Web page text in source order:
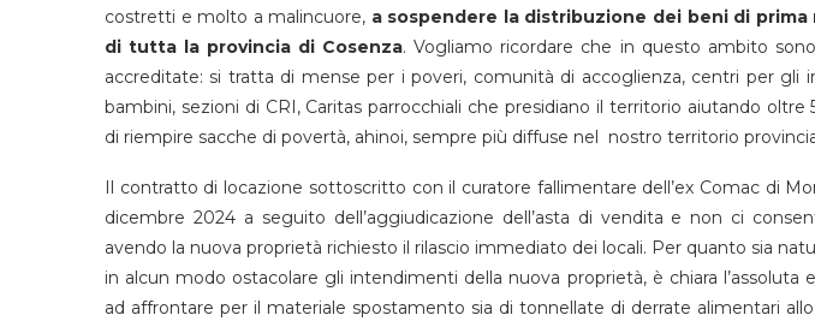
costretti e molto a malincuore, a sospendere la distribuzione dei beni di
di tutta la provincia di Cosenza. Vogliamo ricordare che in questo ambito
accreditate: si tratta di mense per i poveri, comunità di accoglienza, centri per gli
bambini, sezioni di CRI, Caritas parrocchiali che presidiano il territorio aiutando
di riempire sacche di povertà, ahinoi, sempre più diffuse nel nostro territorio
Il contratto di locazione sottoscritto con il curatore fallimentare dell’ex Comac di
dicembre 2024 a seguito dell’aggiudicazione dell’asta di vendita e non ci
avendo la nuova proprietà richiesto il rilascio immediato dei locali. Per quanto sia
in alcun modo ostacolare gli intendimenti della nuova proprietà, è chiara l’assoluta
ad affrontare per il materiale spostamento sia di tonnellate di derrate alimentari